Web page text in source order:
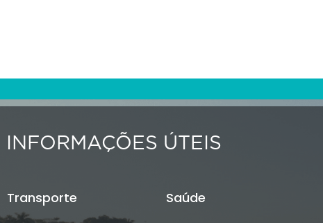
INFORMAÇÕES ÚTEIS
Transporte Saúde